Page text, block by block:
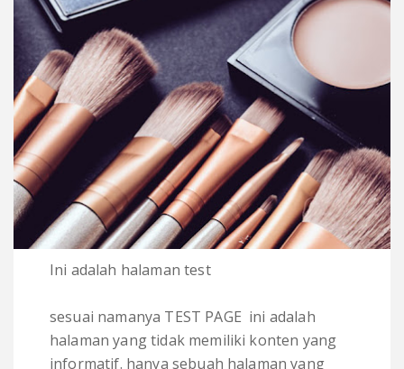
Ini adalah halaman test
sesuai namanya TEST PAGE ini adalah
halaman yang tidak memiliki konten yang
informatif. hanya sebuah halaman yang